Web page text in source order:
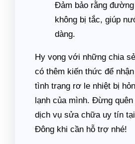
Đảm bảo rằng
không bị tắc, giúp
dàng.
Hy vọng với những chia
có thêm kiến thức để
tình trạng rơ le nhiệt bị
lạnh của mình. Đừng
dịch vụ sửa chữa uy tín
Đông khi cần hỗ trợ nhé!